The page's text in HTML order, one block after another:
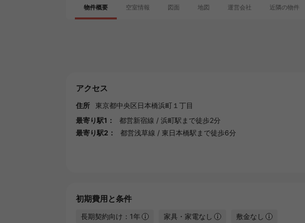
物件概要 空室情報 図面 地図 運営会社 近隣の物件
アクセス
住所 東京都中央区日本橋浜町１丁目
最寄り駅1：
都営新宿線 / 浜町駅 まで徒歩2分
最寄り駅2：
都営浅草線 / 東日本橋駅 まで徒歩6分
初期費用と条件
長期契約向け：1年 家具・家電なし
敷金なし